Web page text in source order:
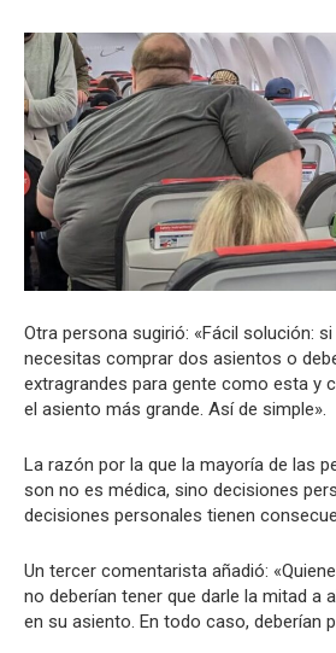
Otra persona sugirió: «Fácil solución:
necesitas comprar dos asientos o
extragrandes para gente como esta y
el asiento más grande. Así de simple».
La razón por la que la mayoría de las
son no es médica, sino decisiones
decisiones personales tienen
Un tercer comentarista añadió:
no deberían tener que darle la mitad a
en su asiento. En todo caso, deberían